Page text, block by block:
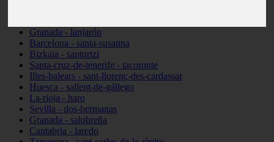
Granada - lanjarón
Barcelona - santa-susanna
Bizkaia - santurtzi
Santa-cruz-de-tenerife - tacoronte
Illes-balears - sant-llorenç-des-cardassar
Huesca - sallent-de-gállego
La-rioja - haro
Sevilla - dos-hermanas
Granada - salobreña
Cantabria - laredo